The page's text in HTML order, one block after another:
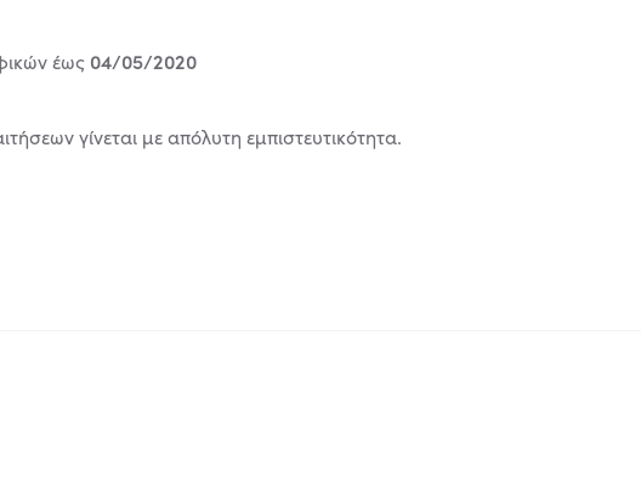
έως 04/05/2020
γίνεται με απόλυτη εμπιστευτικότητα.